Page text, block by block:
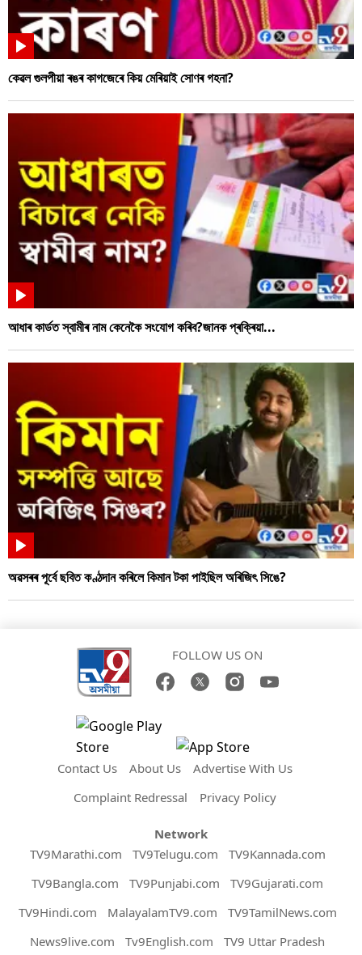
কেৱল গুলপীয়া ৰঙৰ কাগজেৰে কিয় মেৰিয়াই সোণৰ গহনা?
আধাৰ কাৰ্ডত স্বামীৰ নাম কেনেকৈ সংযোগ কৰিব?জানক প্ৰক্ৰিয়া...
অৱসৰৰ পূৰ্বে ছবিত কণ্ঠদান কৰিলে কিমান টকা পাইছিল অৰিজিৎ সিঙে?
FOLLOW US ON
Contact Us About Us
Advertise With Us
Complaint Redressal
Privacy Policy
Network
TV9Marathi.com
TV9Telugu.com
TV9Kannada.com
TV9Bangla.com
TV9Punjabi.com
TV9Gujarati.com
TV9Hindi.com
MalayalamTV9.com
TV9TamilNews.com
News9live.com
Tv9English.com TV9 Uttar Pradesh